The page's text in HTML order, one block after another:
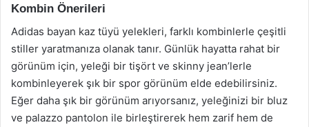
Kombin Önerileri
Adidas bayan kaz tüyü yelekleri, farklı kombinlerle çeşitli
stiller yaratmanıza olanak tanır. Günlük hayatta rahat bir
görünüm için, yeleği bir tişört ve skinny jean’lerle
kombinleyerek şık bir spor görünüm elde edebilirsiniz.
Eğer daha şık bir görünüm arıyorsanız, yeleğinizi bir bluz
ve palazzo pantolon ile birleştirerek hem zarif hem de